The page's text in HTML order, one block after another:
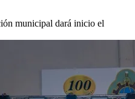
municipal dará inicio el